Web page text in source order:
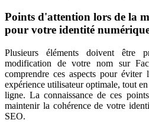
Points d'attention lors de la
pour votre identité
Plusieurs éléments doivent
modification de votre nom sur
comprendre ces aspects pour éviter
expérience utilisateur optimale, tout
ligne. La connaissance de ces
maintenir la cohérence de votre
SEO.